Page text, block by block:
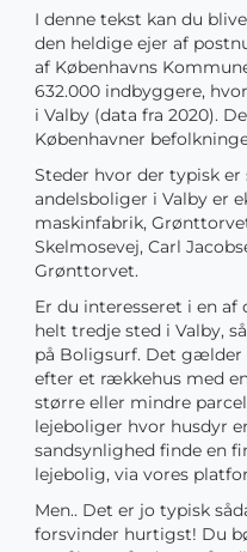
I denne tekst kan du
den heldige ejer af
af Københavns
632.000 indbyggere,
i Valby (data fra 2020).
Københavner
Steder hvor der typisk
andelsboliger i Valby er
maskinfabrik,
Skelmosevej, Carl
Grønttorvet.
Er du interesseret i en af
helt tredje sted i Valby,
på Boligsurf. Det gælder
efter et rækkehus med
større eller mindre
lejeboliger hvor husdyr
sandsynlighed finde en
lejebolig, via vores
Men.. Det er jo typisk
forsvinder hurtigst! Du